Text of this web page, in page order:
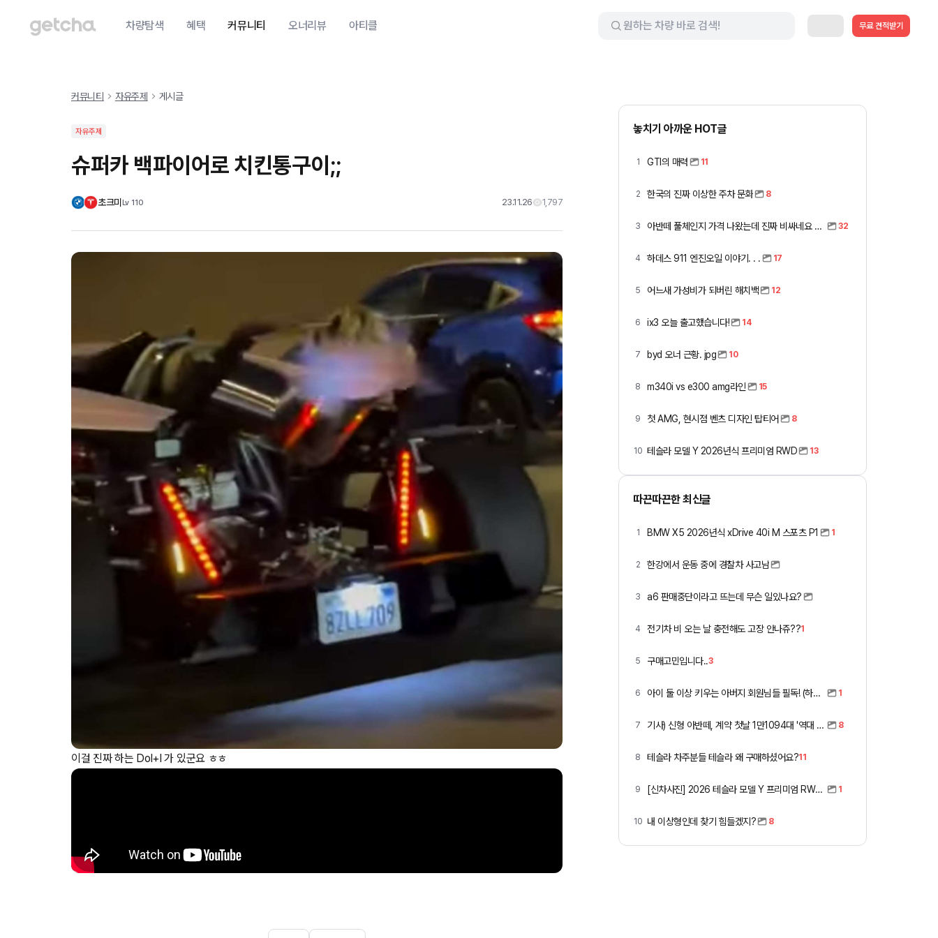
차량탐색 혜택 커뮤니티 오너리뷰 아티클 무료 견적받기
커뮤니티 자유주제 게시글
자유주제
슈퍼카 백파이어로 치킨통구이;;
초크미 Lv 110 23.11.26 1,797
이걸 진짜 하는 Dol+I 가 있군요 ㅎㅎ
놓치기 아까운 HOT글
1 GTI의 매력 11
2 한국의 진짜 이상한 주차 문화 8
3 아반떼 풀체인지 가격 나왔는데 진짜 비싸네요 ㅎㅎ 32
4 하데스 911 엔진오일 이야기. . . 17
5 어느새 가성비가 되버린 해치백 12
6 ix3 오늘 출고했습니다! 14
7 byd 오너 근황. jpg 10
8 m340i vs e300 amg라인 15
9 첫 AMG, 현시점 벤츠 디자인 탑티어 8
10 테슬라 모델 Y 2026년식 프리미엄 RWD 13
따끈따끈한 최신글
1 BMW X5 2026년식 xDrive 40i M 스포츠 P1 1
2 한강에서 운동 중에 경찰차 사고남
3 a6 판매중단이라고 뜨는데 무슨 일있나요?
4 전기차 비 오는 날 충전해도 고장 안나쥬??1
5 구매고민입니다..3
6 아이 둘 이상 키우는 아버지 회원님들 필독! (하이패스 할인) 1
7 기사) 신형 아반떼, 계약 첫날 1만1094대 '역대 최고' 8
8 테슬라 차주분들 테슬라 왜 구매하셨어요?11
9 [신차사진] 2026 테슬라 모델 Y 프리미엄 RWD (펄 화이트 + 블랙시트) 1
10 내 이상형인데 찾기 힘들겠지? 8